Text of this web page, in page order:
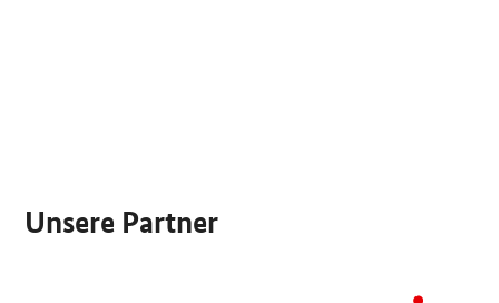
Unsere Partner